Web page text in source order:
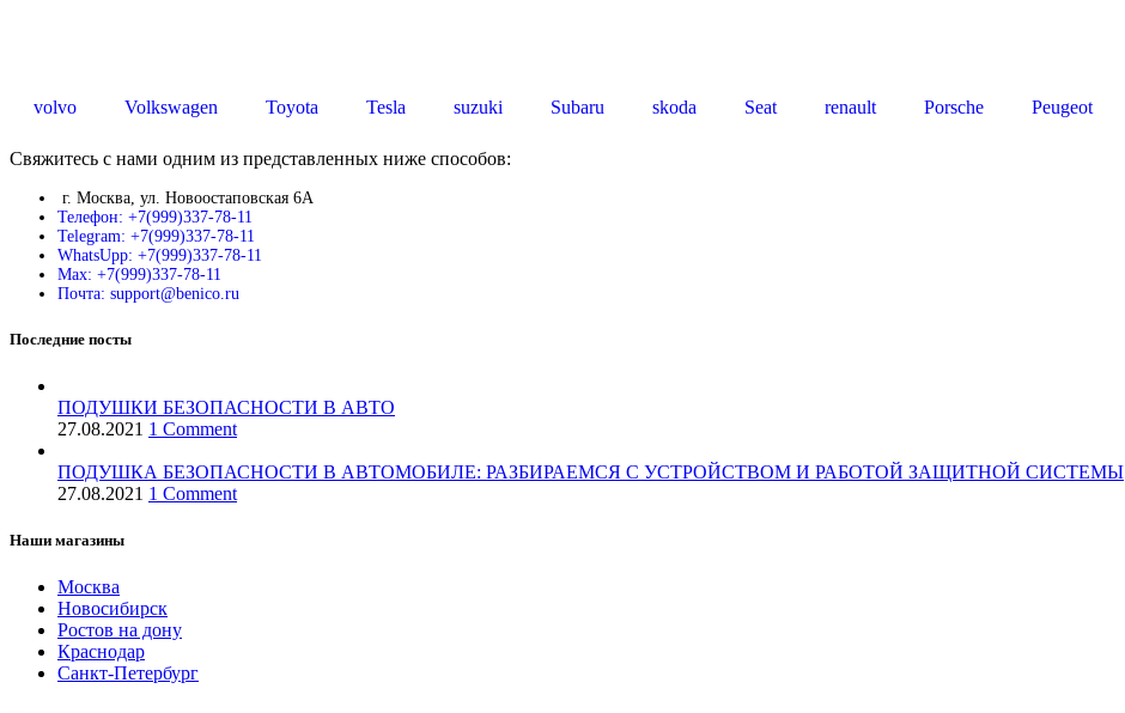
volvo Volkswagen Toyota Tesla suzuki Subaru skoda Seat renault Porsche Peugeot
Свяжитесь с нами одним из представленных ниже способов:
г. Москва, ул. Новоостаповская 6А
Телефон: +7(999)337-78-11
Telegram: +7(999)337-78-11
WhatsUpp: +7(999)337-78-11
Max: +7(999)337-78-11
Почта: support@benico.ru
Последние посты
ПОДУШКИ БЕЗОПАСНОСТИ В АВТО
27.08.2021 1 Comment
ПОДУШКА БЕЗОПАСНОСТИ В АВТОМОБИЛЕ: РАЗБИРАЕМСЯ С УСТРОЙСТВОМ И РАБОТОЙ ЗАЩИТНОЙ СИСТЕМЫ
27.08.2021 1 Comment
Наши магазины
Москва
Новосибирск
Ростов на дону
Краснодар
Санкт-Петербург